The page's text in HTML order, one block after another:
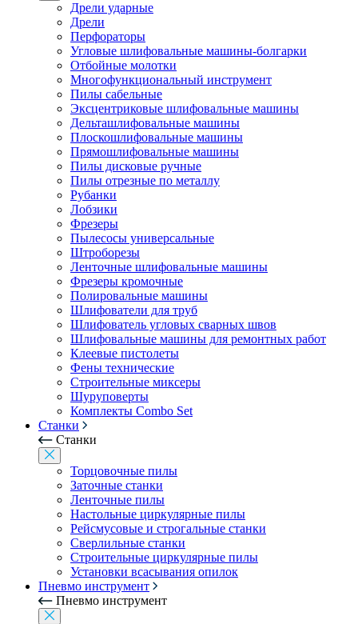
Дрели ударные
Дрели
Перфораторы
Угловые шлифовальные машины-болгарки
Отбойные молотки
Многофункциональный инструмент
Пилы сабельные
Эксцентриковые шлифовальные машины
Дельташлифовальные машины
Плоскошлифовальные машины
Прямошлифовальные машины
Пилы дисковые ручные
Пилы отрезные по металлу
Рубанки
Лобзики
Фрезеры
Пылесосы универсальные
Штроборезы
Ленточные шлифовальные машины
Фрезеры кромочные
Полировальные машины
Шлифователи для труб
Шлифователь угловых сварных швов
Шлифовальные машины для ремонтных работ
Клеевые пистолеты
Фены технические
Строительные миксеры
Шуруповерты
Комплекты Combo Set
Станки
Станки
Торцовочные пилы
Заточные станки
Ленточные пилы
Настольные циркулярные пилы
Рейсмусовые и строгальные станки
Сверлильные станки
Строительные циркулярные пилы
Установки всасывания опилок
Пневмо инструмент
Пневмо инструмент